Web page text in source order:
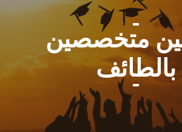
متخصصين
بالطائف